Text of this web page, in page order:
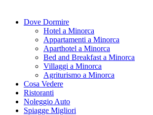
Dove Dormire
Hotel a Minorca
Appartamenti a Minorca
Aparthotel a Minorca
Bed and Breakfast a Minorca
Villaggi a Minorca
Agriturismo a Minorca
Cosa Vedere
Ristoranti
Noleggio Auto
Spiagge Migliori